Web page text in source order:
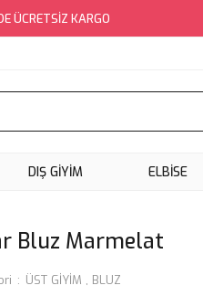
ÜCRETSİZ KARGO
DIŞ GİYİM ELBİSE
Bluz Marmelat
ÜST GİYİM , BLUZ